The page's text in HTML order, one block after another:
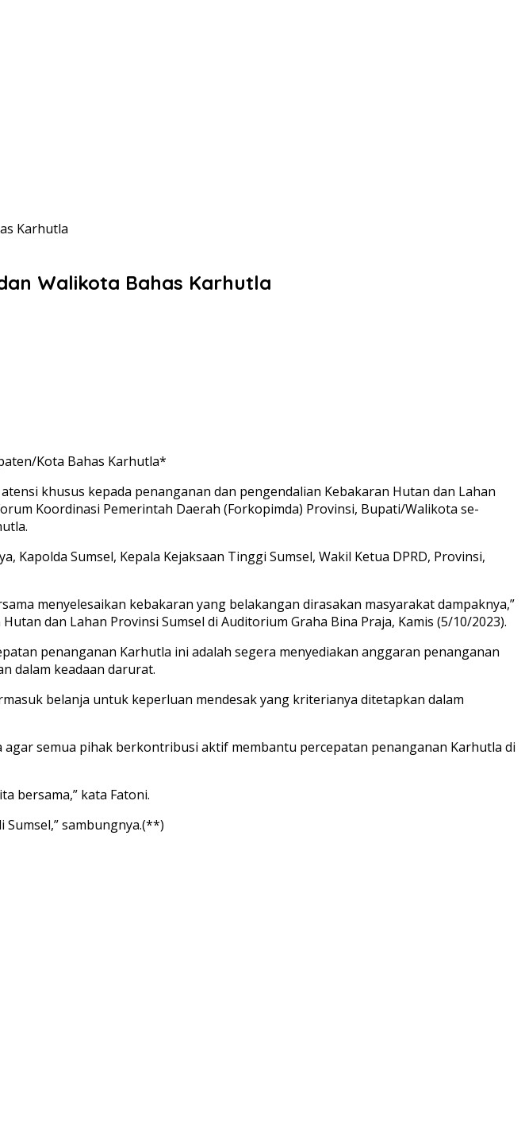
Karhutla
Walikota Bahas Karhutla
Kota Bahas Karhutla*
khusus kepada penanganan dan pengendalian Kebakaran Hutan dan Lahan
Koordinasi Pemerintah Daerah (Forkopimda) Provinsi, Bupati/Walikota se-
Sumsel, Kepala Kejaksaan Tinggi Sumsel, Wakil Ketua DPRD, Provinsi,
menyelesaikan kebakaran yang belakangan dirasakan masyarakat dampaknya,”
dan Lahan Provinsi Sumsel di Auditorium Graha Bina Praja, Kamis (5/10/2023).
penanganan Karhutla ini adalah segera menyediakan anggaran penanganan
dalam keadaan darurat.
belanja untuk keperluan mendesak yang kriterianya ditetapkan dalam
semua pihak berkontribusi aktif membantu percepatan penanganan Karhutla di
bersama,” kata Fatoni.
sambungnya.(**)